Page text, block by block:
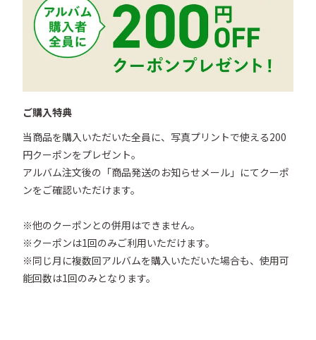
ご購入特典
当商品を購入いただいた全員に、写真プリントで使える200
円クーポンをプレゼント。
アルバム注文後の「商品発送のお知らせメール」にてクーポ
ンをご確認いただけます。
※他のクーポンとの併用はできません。
※クーポンは1回のみご利用いただけます。
※同じ月に複数回アルバムを購入いただいた場合も、使用可